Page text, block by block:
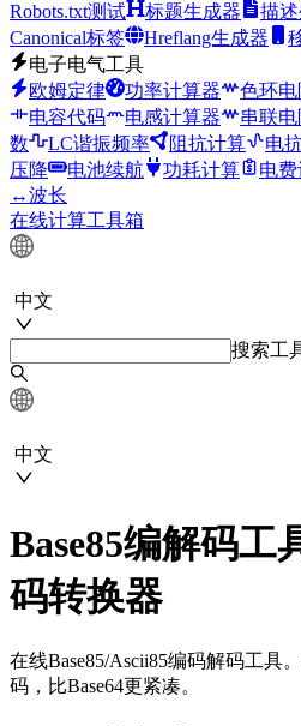
Robots.txt测试
标题生成器 描
Canonical标签
Hreflang生成器
电子电气工具
欧姆定律
功率计算器 色环电
电容代码
电感计算器 串联电
数
LC谐振频率 阻抗计算 电
压降
电池续航 功耗计算 电
↔波长
在线计算工具箱
中文
搜索工
中文
Base85编解码工
码转换器
在线Base85/Ascii85编码解码工具
码，比Base64更紧凑。